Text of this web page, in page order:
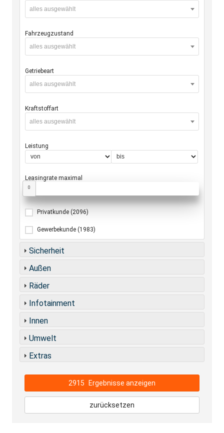
alles ausgewählt
Fahrzeugzustand
alles ausgewählt
Getriebeart
alles ausgewählt
Kraftstoffart
alles ausgewählt
Leistung
Leasingrate maximal
0
Privatkunde (2096)
Gewerbekunde (1983)
Sicherheit
Außen
Räder
Infotainment
Innen
Umwelt
Extras
2915 Ergebnisse anzeigen
zurücksetzen